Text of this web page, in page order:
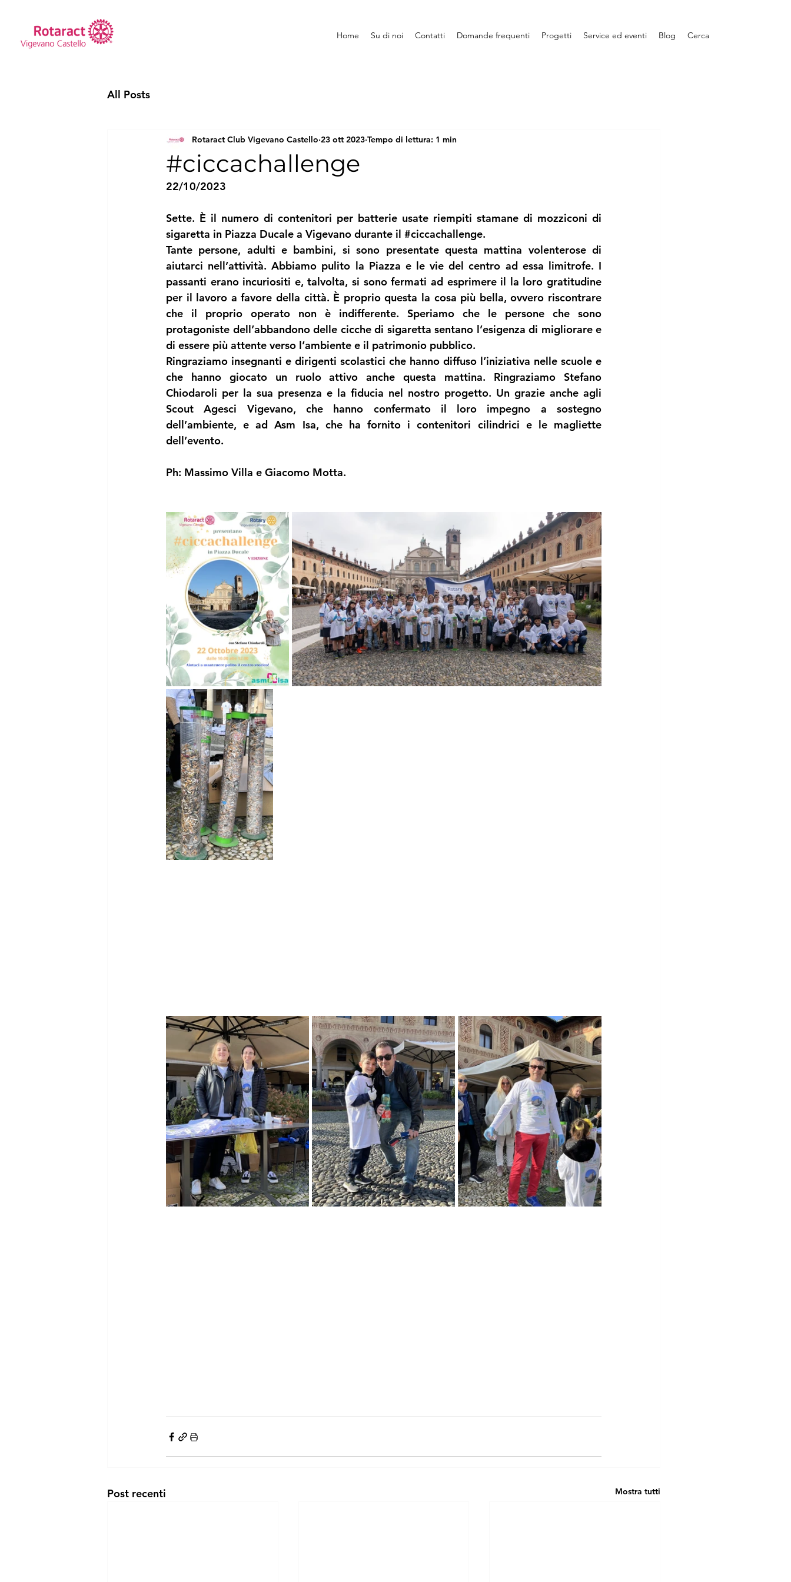
Home Su di noi Contatti Domande frequenti Progetti Service ed eventi Blog Cerca
All Posts
#ciccachallenge
Rotaract Club Vigevano Castello 23 ott 2023 Tempo di lettura: 1 min
22/10/2023
Sette. È il numero di contenitori per batterie usate riempiti stamane di mozziconi di
sigaretta in Piazza Ducale a Vigevano durante il #ciccachallenge.
Tante persone, adulti e bambini, si sono presentate questa mattina volenterose di
aiutarci nell’attività. Abbiamo pulito la Piazza e le vie del centro ad essa limitrofe. I
passanti erano incuriositi e, talvolta, si sono fermati ad esprimere il la loro gratitudine
per il lavoro a favore della città. È proprio questa la cosa più bella, ovvero riscontrare
che il proprio operato non è indifferente. Speriamo che le persone che sono
protagoniste dell’abbandono delle cicche di sigaretta sentano l’esigenza di migliorare e
di essere più attente verso l’ambiente e il patrimonio pubblico.
Ringraziamo insegnanti e dirigenti scolastici che hanno diffuso l’iniziativa nelle scuole e
che hanno giocato un ruolo attivo anche questa mattina. Ringraziamo Stefano
Chiodaroli per la sua presenza e la fiducia nel nostro progetto. Un grazie anche agli
Scout Agesci Vigevano, che hanno confermato il loro impegno a sostegno
dell’ambiente, e ad Asm Isa, che ha fornito i contenitori cilindrici e le magliette
dell’evento.
Ph: Massimo Villa e Giacomo Motta.
Post recenti Mostra tutti